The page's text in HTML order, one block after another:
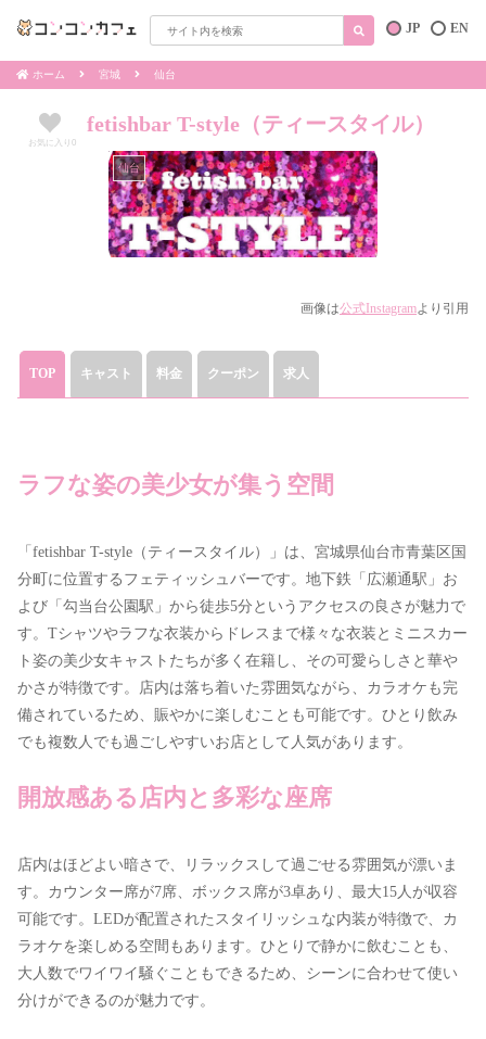
EN
JP
ホーム 宮城 仙台
お気に入り 0
fetishbar T-style（ティースタイル）
仙台
画像は公式Instagramより引用
TOP キャスト 料金 クーポン 求人
ラフな姿の美少女が集う空間
「fetishbar T-style（ティースタイル）」は、宮城県仙台市青葉区国
分町に位置するフェティッシュバーです。地下鉄「広瀬通駅」お
よび「勾当台公園駅」から徒歩5分というアクセスの良さが魅力で
す。Tシャツやラフな衣装からドレスまで様々な衣装とミニスカー
ト姿の美少女キャストたちが多く在籍し、その可愛らしさと華や
かさが特徴です。店内は落ち着いた雰囲気ながら、カラオケも完
備されているため、賑やかに楽しむことも可能です。ひとり飲み
でも複数人でも過ごしやすいお店として人気があります。
開放感ある店内と多彩な座席
店内はほどよい暗さで、リラックスして過ごせる雰囲気が漂いま
す。カウンター席が7席、ボックス席が3卓あり、最大15人が収容
可能です。LEDが配置されたスタイリッシュな内装が特徴で、カ
ラオケを楽しめる空間もあります。ひとりで静かに飲むことも、
大人数でワイワイ騒ぐこともできるため、シーンに合わせて使い
分けができるのが魅力です。